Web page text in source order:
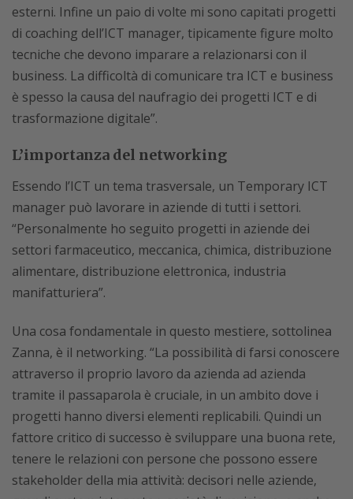
esterni. Infine un paio di volte mi sono capitati progetti
di coaching dell’ICT manager, tipicamente figure molto
tecniche che devono imparare a relazionarsi con il
business. La difficoltà di comunicare tra ICT e business
è spesso la causa del naufragio dei progetti ICT e di
trasformazione digitale”.
L’importanza del networking
Essendo l’ICT un tema trasversale, un Temporary ICT
manager può lavorare in aziende di tutti i settori.
“Personalmente ho seguito progetti in aziende dei
settori farmaceutico, meccanica, chimica, distribuzione
alimentare, distribuzione elettronica, industria
manifatturiera”.
Una cosa fondamentale in questo mestiere, sottolinea
Zanna, è il networking. “La possibilità di farsi conoscere
attraverso il proprio lavoro da azienda ad azienda
tramite il passaparola è cruciale, in un ambito dove i
progetti hanno diversi elementi replicabili. Quindi un
fattore critico di successo è sviluppare una buona rete,
tenere le relazioni con persone che possono essere
stakeholder della mia attività: decisori nelle aziende,